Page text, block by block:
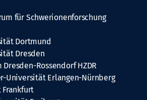
für Schwerionenforschung
Dortmund
Dresden
Rossendorf HZDR
Universität Erlangen-Nürnberg